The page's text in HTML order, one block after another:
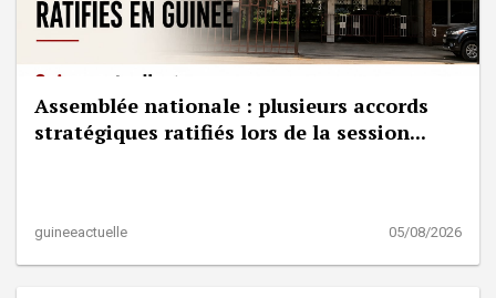
Assemblée nationale : plusieurs accords
stratégiques ratifiés lors de la session...
guineeactuelle 05/08/2026